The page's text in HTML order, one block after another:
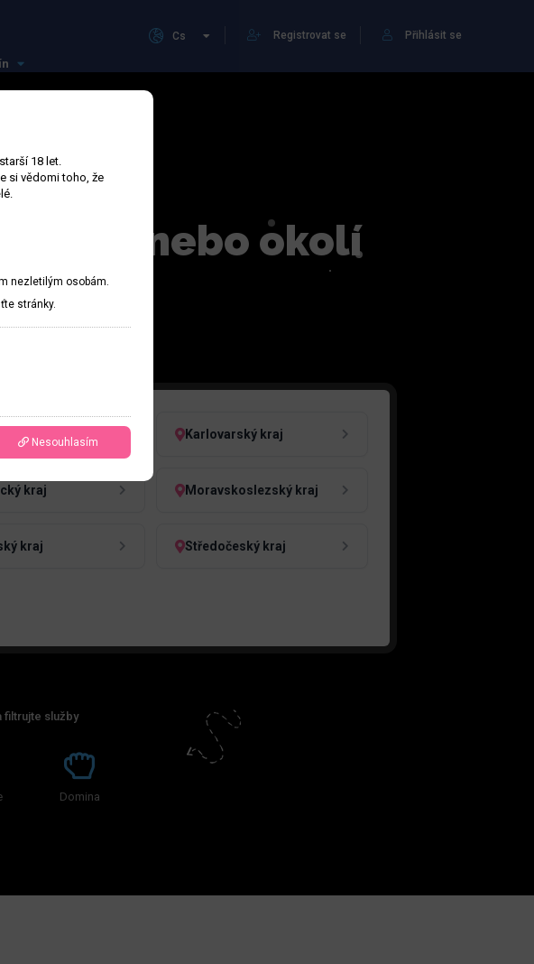
Přihlásit se
Registrovat se
Cs
nebo okolí
pro hledání.
kraj Karlovarský kraj
kraj Moravskoslezský kraj
kraj Středočeský kraj
filtrujte služby
Domina
18 let.
si vědomi toho, že
nezletilým osobám.
stránky.
Nesouhlasím